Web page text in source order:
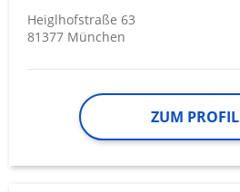
Heiglhofstraße 63
81377 München
ZUM PROFIL